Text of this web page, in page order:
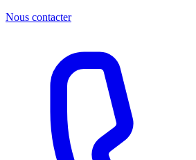
Nous contacter